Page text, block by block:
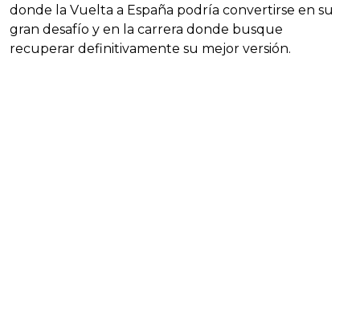
donde la Vuelta a España podría convertirse en su
gran desafío y en la carrera donde busque
recuperar definitivamente su mejor versión.